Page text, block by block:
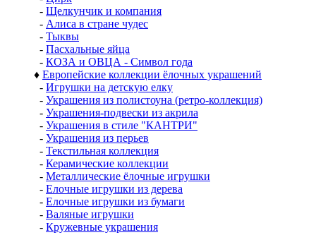
- Щелкунчик и компания
- Алиса в стране чудес
- Тыквы
- Пасхальные яйца
- КОЗА и ОВЦА - Символ года
♦ Европейские коллекции ёлочных украшений
- Игрушки на детскую елку
- Украшения из полистоуна (ретро-коллекция)
- Украшения-подвески из акрила
- Украшения в стиле "КАНТРИ"
- Украшения из перьев
- Текстильная коллекция
- Керамические коллекции
- Металлические ёлочные игрушки
- Елочные игрушки из дерева
- Елочные игрушки из бумаги
- Валяные игрушки
- Кружевные украшения